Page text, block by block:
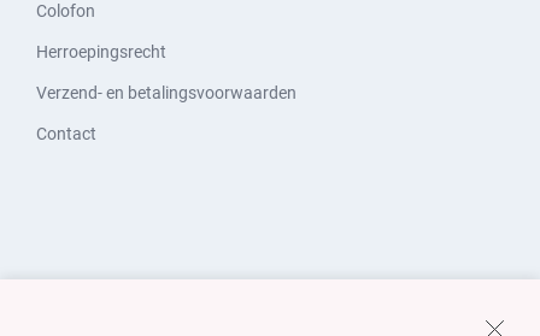
Colofon
Herroepingsrecht
Verzend- en betalingsvoorwaarden
Contact